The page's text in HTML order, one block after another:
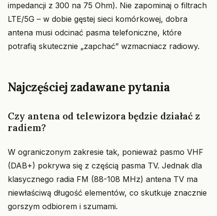
impedancji z 300 na 75 Ohm). Nie zapominaj o filtrach
LTE/5G – w dobie gęstej sieci komórkowej, dobra
antena musi odcinać pasma telefoniczne, które
potrafią skutecznie „zapchać” wzmacniacz radiowy.
Najczęściej zadawane pytania
Czy antena od telewizora będzie działać z
radiem?
W ograniczonym zakresie tak, ponieważ pasmo VHF
(DAB+) pokrywa się z częścią pasma TV. Jednak dla
klasycznego radia FM (88-108 MHz) antena TV ma
niewłaściwą długość elementów, co skutkuje znacznie
gorszym odbiorem i szumami.